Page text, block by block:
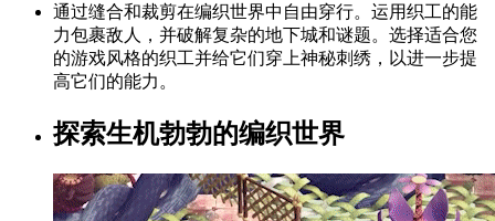
通过缝合和裁剪在编织世界中自由穿行。运用织工的能
力包裹敌人，并破解复杂的地下城和谜题。选择适合您
的游戏风格的织工并给它们穿上神秘刺绣，以进一步提
高它们的能力。
探索生机勃勃的编织世界